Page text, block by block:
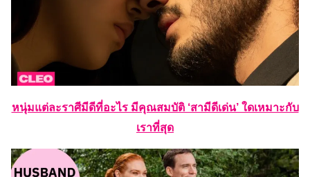
หนุ่มแต่ละราศีมีดีที่อะไร มีคุณสมบัติ ‘สามีดีเด่น’ ใดเหมาะกับ
เราที่สุด